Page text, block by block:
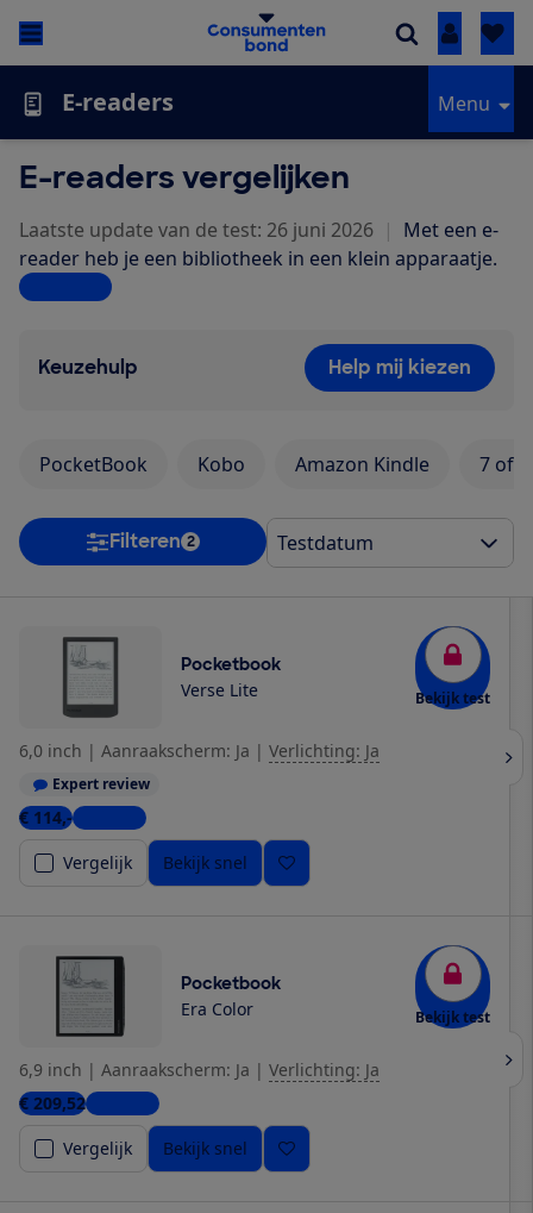
Inloggen
E-readers Menu
E-readers vergelijken
Laatste update van de test: 26 juni 2026 | Met een e-
reader heb je een bibliotheek in een klein apparaatje.
Lees meer
Keuzehulp Help mij kiezen
PocketBook Kobo Amazon Kindle 7 of
Filteren 2
Pocketbook
Verse Lite Bekijk test
6,0 inch | Aanraakscherm: Ja | Verlichting: Ja
Expert review
€ 114,-4 winkels
Vergelijk
Bekijk snel
Pocketbook
Era Color Bekijk test
6,9 inch | Aanraakscherm: Ja | Verlichting: Ja
€ 209,524 winkels
Vergelijk
Bekijk snel